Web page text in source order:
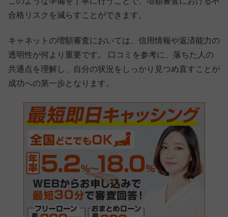
合格リスクを減らすことができます。
キャネットの増額審査においては、信用情報や返済能力の
透明性が何より重要です。 口コミを参考に、落ちた人の
共通点を理解し、自分の状況をしっかり見つめ直すことが
成功への第一歩となります。